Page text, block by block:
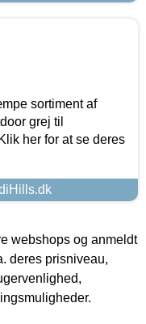
sortiment af
grej til
her for at se deres
webshops og anmeldt
deres prisniveau,